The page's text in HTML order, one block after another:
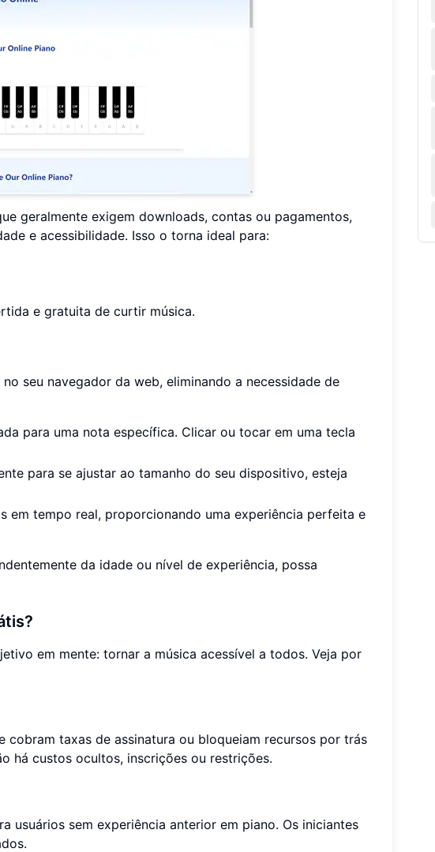
geralmente exigem downloads, contas ou pagamentos,
e acessibilidade. Isso o torna ideal para:
e gratuita de curtir música.
seu navegador da web, eliminando a necessidade de
para uma nota específica. Clicar ou tocar em uma tecla
para se ajustar ao tamanho do seu dispositivo, esteja
em tempo real, proporcionando uma experiência perfeita e
da idade ou nível de experiência, possa
em mente: tornar a música acessível a todos. Veja por
taxas de assinatura ou bloqueiam recursos por trás
há custos ocultos, inscrições ou restrições.
sem experiência anterior em piano. Os iniciantes